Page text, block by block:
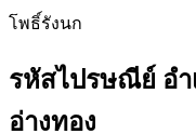
โพธิ์รังนก
รหัสไปรษณีย์ อำ
อ่างทอง